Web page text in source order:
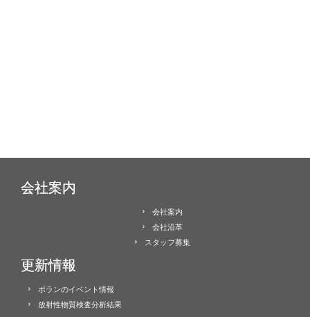
会社案内
会社案内
会社沿革
スタッフ募集
更新情報
ポランのイベント情報
放射性物質検査分析結果